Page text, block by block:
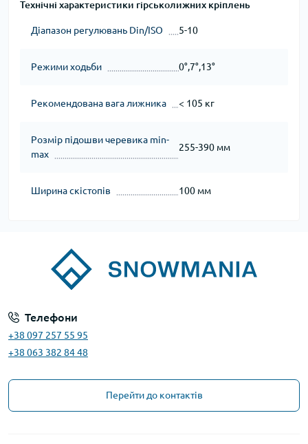
Технічні характеристики гірськолижних кріплень
Діапазон регулювань Din/ISO 5-10
Режими ходьби 0°,7°,13°
Рекомендована вага лижника < 105 кг
Розмір підошви черевика min-
max
255-390 мм
Ширина скістопів 100 мм
Телефони
+38 097 257 55 95
+38 063 382 84 48
Перейти до контактів